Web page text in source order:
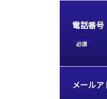
電話番号
必須
メールア